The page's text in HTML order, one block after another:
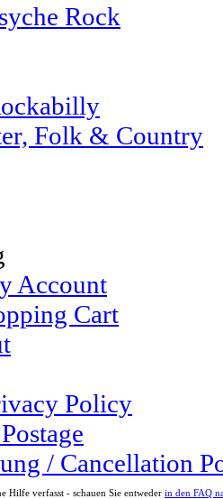
Rock
Folk & Country
Account
Cart
Policy
/ Cancellation
Hilfe verfasst - schauen Sie entweder in den FAQ